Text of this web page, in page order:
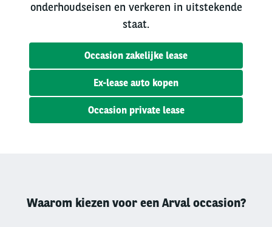
onderhoudseisen en verkeren in uitstekende
staat.
Occasion zakelijke lease
Ex-lease auto kopen
Occasion private lease
Waarom kiezen voor een Arval occasion?